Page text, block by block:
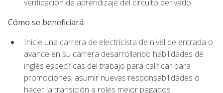
verificación de aprendizaje del circuito derivado
Cómo se beneficiará
Inicie una carrera de electricista de nivel de entrada o
avance en su carrera desarrollando habilidades de
inglés específicas del trabajo para calificar para
promociones, asumir nuevas responsabilidades o
hacer la transición a roles mejor pagados